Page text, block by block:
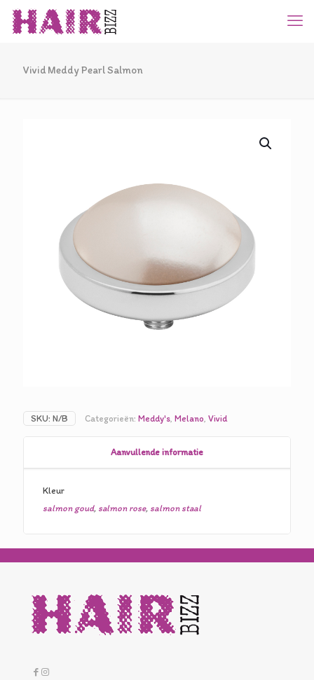
Vivid Meddy Pearl Salmon
SKU: N/B Categorieën: Meddy's, Melano, Vivid
Aanvullende informatie
Kleur
salmon goud, salmon rose, salmon staal